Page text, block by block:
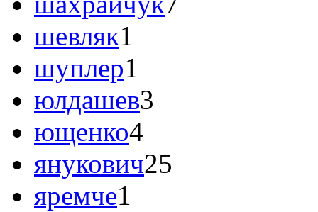
шевляк1
шуплер1
юлдашев3
ющенко4
янукович25
яремче1